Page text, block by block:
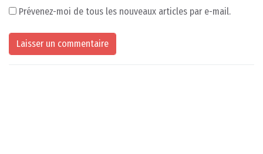
Prévenez-moi de tous les nouveaux articles par e-mail.